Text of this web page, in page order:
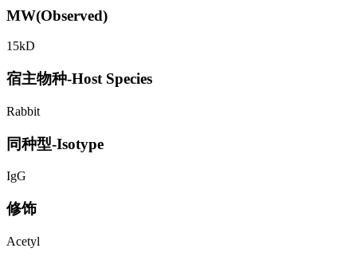
MW(Observed)
15kD
宿主物种-Host Species
Rabbit
同种型-Isotype
IgG
修饰
Acetyl